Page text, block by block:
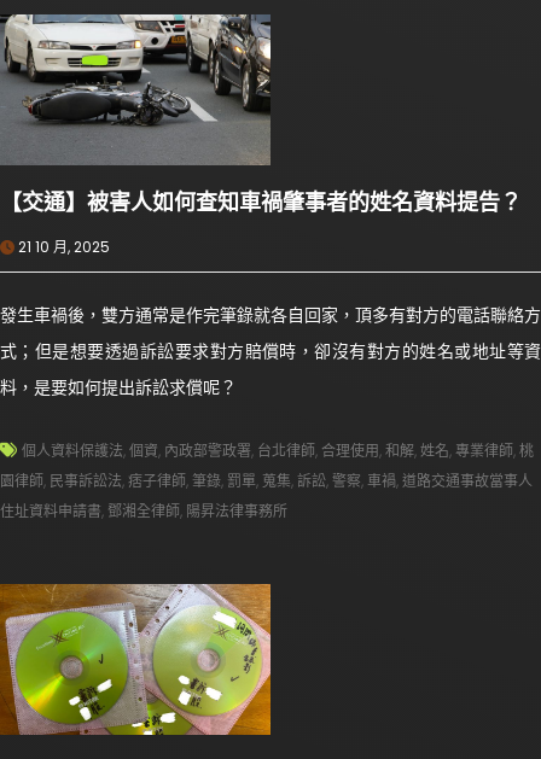
【交通】被害人如何查知車禍肇事者的姓名資料提告？
21 10 月, 2025
發生車禍後，雙方通常是作完筆錄就各自回家，頂多有對方的電話聯絡方
式；但是想要透過訴訟要求對方賠償時，卻沒有對方的姓名或地址等資
料，是要如何提出訴訟求償呢？
個人資料保護法,個資, 內政部警政署, 台北律師, 合理使用,和解,姓名,專業律師,桃
園律師, 民事訴訟法,痞子律師, 筆錄, 罰單, 蒐集,訴訟,警察,車禍,道路交通事故當事人
住址資料申請書, 鄧湘全律師, 陽昇法律事務所